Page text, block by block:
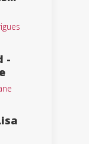
-